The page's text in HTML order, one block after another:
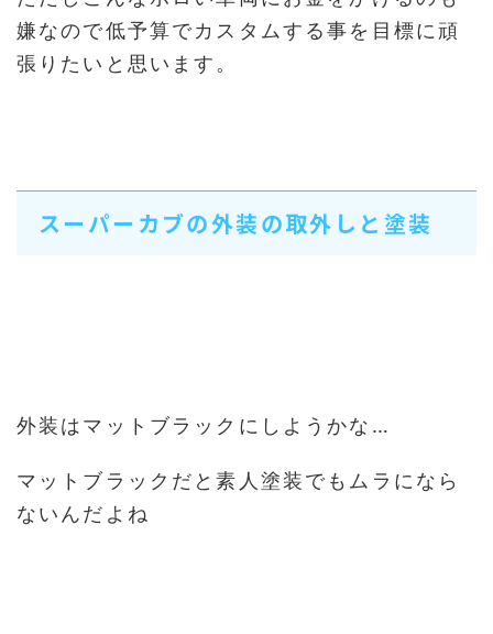
嫌なので低予算でカスタムする事を目標に頑
張りたいと思います。
スーパーカブの外装の取外しと塗装
外装はマットブラックにしようかな…
マットブラックだと素人塗装でもムラになら
ないんだよね